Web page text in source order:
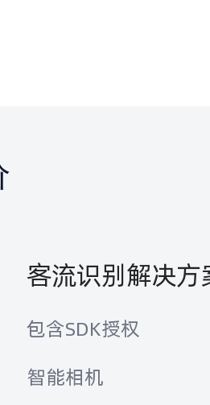
客流识别解决方
包含SDK授权
智能相机